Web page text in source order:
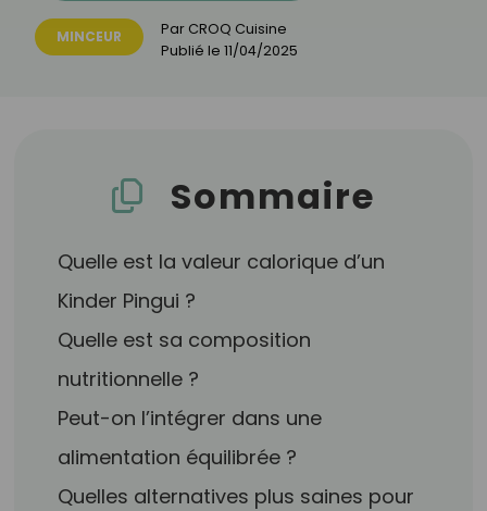
MINCEUR Par CROQ Cuisine
Publié le 11/04/2025
Sommaire
Quelle est la valeur calorique d’un
Kinder Pingui ?
Quelle est sa composition
nutritionnelle ?
Peut-on l’intégrer dans une
alimentation équilibrée ?
Quelles alternatives plus saines pour